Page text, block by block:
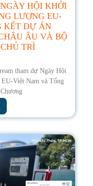
HỘI KHỞI
LƯỢNG EU-
KẾT DỰ ÁN
ÂU VÀ BỘ
TRÌ
tham dự Ngày Hội
Việt Nam và Tổng